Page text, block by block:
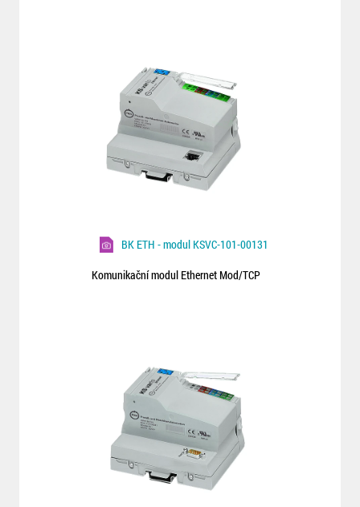
BK ETH - modul KSVC-101-00131
Komunikační modul Ethernet Mod/TCP